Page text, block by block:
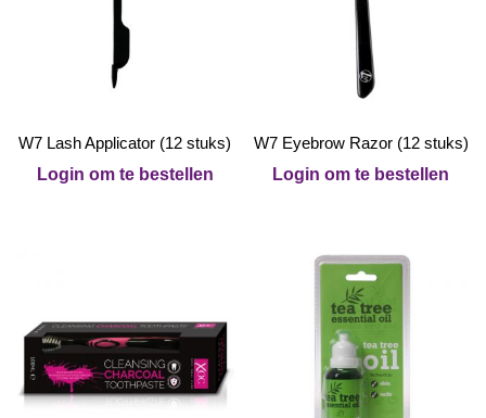
W7 Lash Applicator (12 stuks)
Login om te bestellen
W7 Eyebrow Razor (12 stuks)
Login om te bestellen